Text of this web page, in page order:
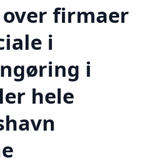
firmaer
i
i
hele